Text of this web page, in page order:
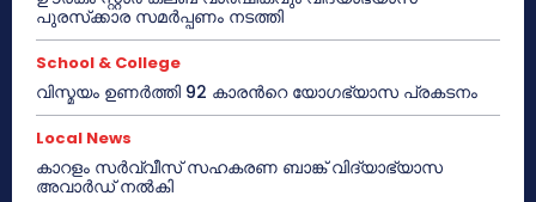
പുരസ്‌ക്കാര സമർപ്പണം നടത്തി
School & College
വിസ്മയം ഉണർത്തി 92 കാരൻറെ യോഗഭ്യാസ പ്രകടനം
Local News
കാറളം സർവ്വീസ് സഹകരണ ബാങ്ക് വിദ്യാഭ്യാസ
അവാർഡ് നൽകി